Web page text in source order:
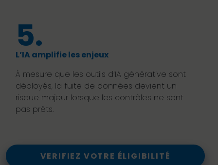
5.
L’IA amplifie les enjeux
À mesure que les outils d’IA générative sont
déployés, la fuite de données devient un
risque majeur lorsque les contrôles ne sont
pas prêts.
VERIFIEZ VOTRE ÉLIGIBILITÉ